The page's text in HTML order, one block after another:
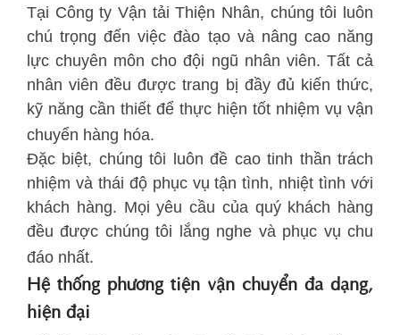
Tại Công ty Vận tải Thiện Nhân, chúng tôi luôn
chú trọng đến việc đào tạo và nâng cao năng
lực chuyên môn cho đội ngũ nhân viên. Tất cả
nhân viên đều được trang bị đầy đủ kiến thức,
kỹ năng cần thiết để thực hiện tốt nhiệm vụ vận
chuyển hàng hóa.
Đặc biệt, chúng tôi luôn đề cao tinh thần trách
nhiệm và thái độ phục vụ tận tình, nhiệt tình với
khách hàng. Mọi yêu cầu của quý khách hàng
đều được chúng tôi lắng nghe và phục vụ chu
đáo nhất.
Hệ thống phương tiện vận chuyển đa dạng,
hiện đại